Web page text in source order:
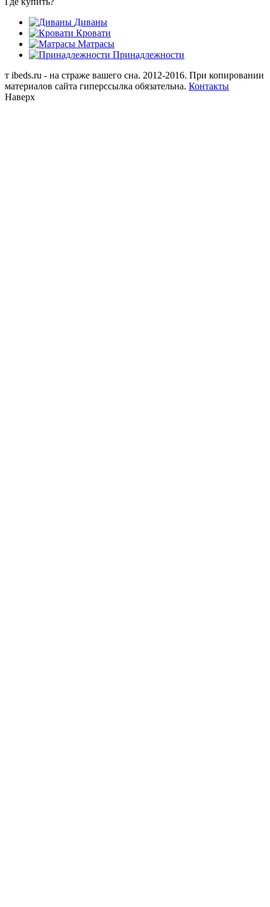
Диваны
Кровати
Матрасы
Принадлежности
т ibeds.ru - на страже вашего сна. 2012-2016. При копировании
материалов сайта гиперссылка обязательна. Контакты
Наверх